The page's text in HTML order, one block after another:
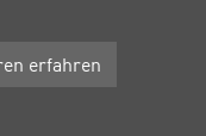
erfahren